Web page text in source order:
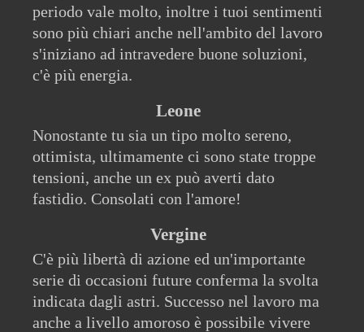
periodo vale molto, inoltre i tuoi sentimenti
sono più chiari anche nell'ambito del lavoro
s'iniziano ad intravedere buone soluzioni,
c'è più energia.
Leone
Nonostante tu sia un tipo molto sereno,
ottimista, ultimamente ci sono state troppe
tensioni, anche un ex può averti dato
fastidio. Consolati con l'amore!
Vergine
C'è più libertà di azione ed un'importante
serie di occasioni future conferma la svolta
indicata dagli astri. Successo nel lavoro ma
anche a livello amoroso è possibile vivere